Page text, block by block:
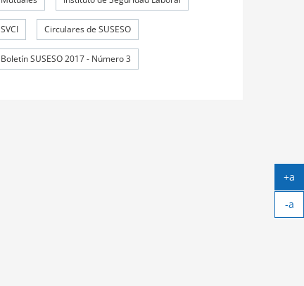
SVCI Circulares de SUSESO
Boletín SUSESO 2017 - Número 3
+a
-a